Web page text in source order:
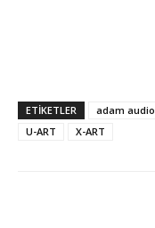
ETİKETLER adam audio
U-ART
X-ART